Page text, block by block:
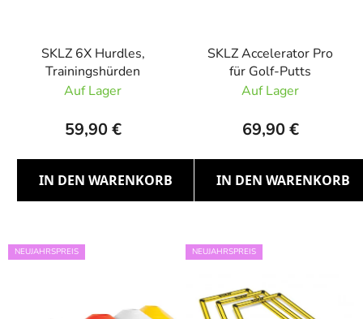
SKLZ 6X Hurdles,
Trainingshürden
Auf Lager
59,90 €
IN DEN WARENKORB
SKLZ Accelerator Pro
für Golf-Putts
Auf Lager
69,90 €
IN DEN WARENKORB
NEUJAHRSPREIS NEUJAHRSPREIS